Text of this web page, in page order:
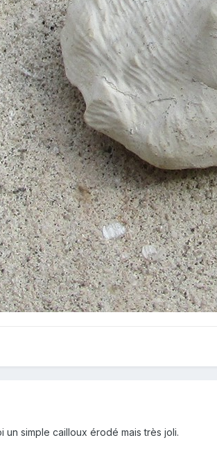
un simple cailloux érodé mais très joli.